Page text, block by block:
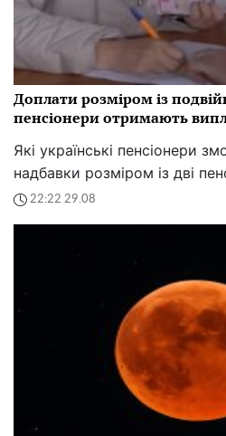
Доплати розміром із
пенсіонери отримають
Які українські пенсіонери
надбавки розміром із дві
22:22 29.08